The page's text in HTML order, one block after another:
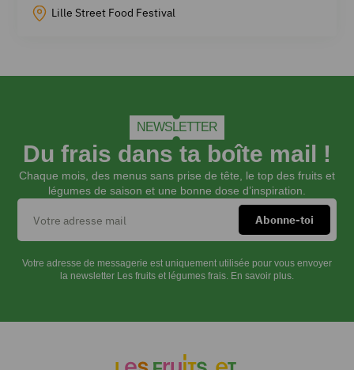
Lille Street Food Festival
NEWSLETTER
Du frais dans ta boîte mail !
Chaque mois, des menus sans prise de tête, le top des fruits et
légumes de saison et une bonne dose d’inspiration.
Votre adresse de messagerie est uniquement utilisée pour vous envoyer
la newsletter Les fruits et légumes frais. En savoir plus.